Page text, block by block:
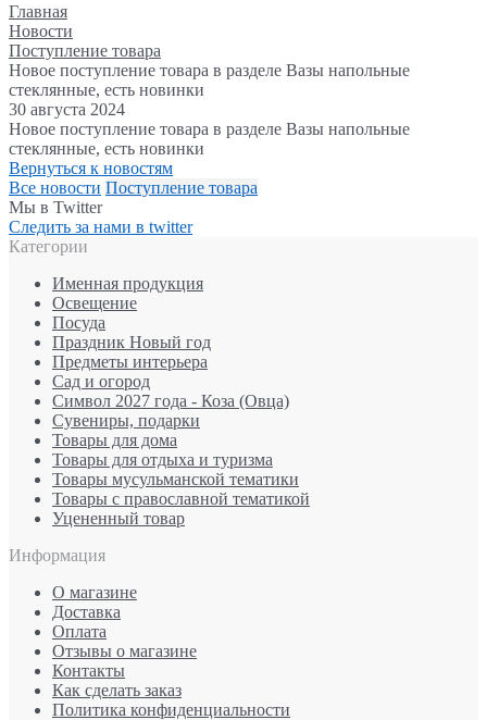
Главная
Новости
Поступление товара
Новое поступление товара в разделе Вазы напольные
стеклянные, есть новинки
30 августа 2024
Новое поступление товара в разделе Вазы напольные
стеклянные, есть новинки
Вернуться к новостям
Все новости Поступление товара
Мы в Twitter
Следить за нами в twitter
Категории
Именная продукция
Освещение
Посуда
Праздник Новый год
Предметы интерьера
Сад и огород
Символ 2027 года - Коза (Овца)
Сувениры, подарки
Товары для дома
Товары для отдыха и туризма
Товары мусульманской тематики
Товары с православной тематикой
Уцененный товар
Информация
О магазине
Доставка
Оплата
Отзывы о магазине
Контакты
Как сделать заказ
Политика конфиденциальности